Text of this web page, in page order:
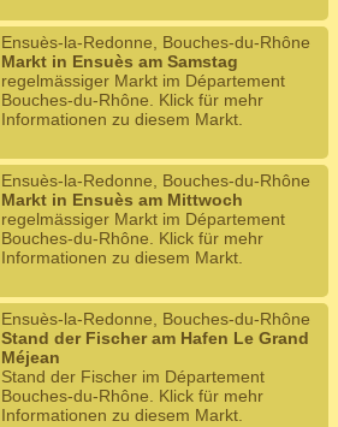
Ensuès-la-Redonne, Bouches-du-Rhône
Markt in Ensuès am Samstag
regelmässiger Markt im Département
Bouches-du-Rhône. Klick für mehr
Informationen zu diesem Markt.
Ensuès-la-Redonne, Bouches-du-Rhône
Markt in Ensuès am Mittwoch
regelmässiger Markt im Département
Bouches-du-Rhône. Klick für mehr
Informationen zu diesem Markt.
Ensuès-la-Redonne, Bouches-du-Rhône
Stand der Fischer am Hafen Le Grand
Méjean
Stand der Fischer im Département
Bouches-du-Rhône. Klick für mehr
Informationen zu diesem Markt.